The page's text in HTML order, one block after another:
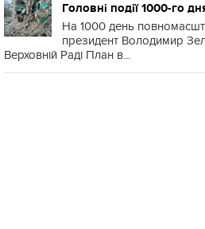
Головні події 1000-го
На 1000 день
президент Володимир
Верховній Раді План в...